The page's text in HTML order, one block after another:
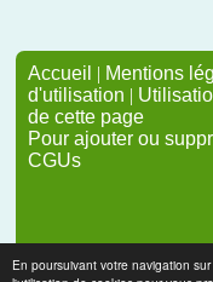
En poursuivant votre navigation
Accueil | Mentions
d'utilisation |
de cette page
Pour ajouter ou
CGUs